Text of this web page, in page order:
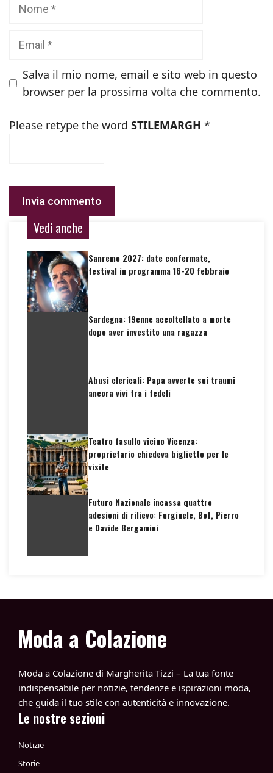
Salva il mio nome, email e sito web in questo
browser per la prossima volta che commento.
Please retype the word STILEMARGH *
Vedi anche
Sanremo 2027: date confermate,
festival in programma 16-20 febbraio
Sardegna: 19enne accoltellato a morte
dopo aver investito una ragazza
Abusi clericali: Papa avverte sui traumi
ancora vivi tra i fedeli
Teatro fasullo vicino Vicenza:
proprietario chiedeva biglietto per le
visite
Futuro Nazionale incassa quattro
adesioni di rilievo: Furgiuele, Bof, Pierro
e Davide Bergamini
Moda a Colazione
Moda a Colazione di Margherita Tizzi – La tua fonte
indispensabile per notizie, tendenze e ispirazioni moda,
che guida il tuo stile con autenticità e innovazione.
Le nostre sezioni
Notizie
Storie